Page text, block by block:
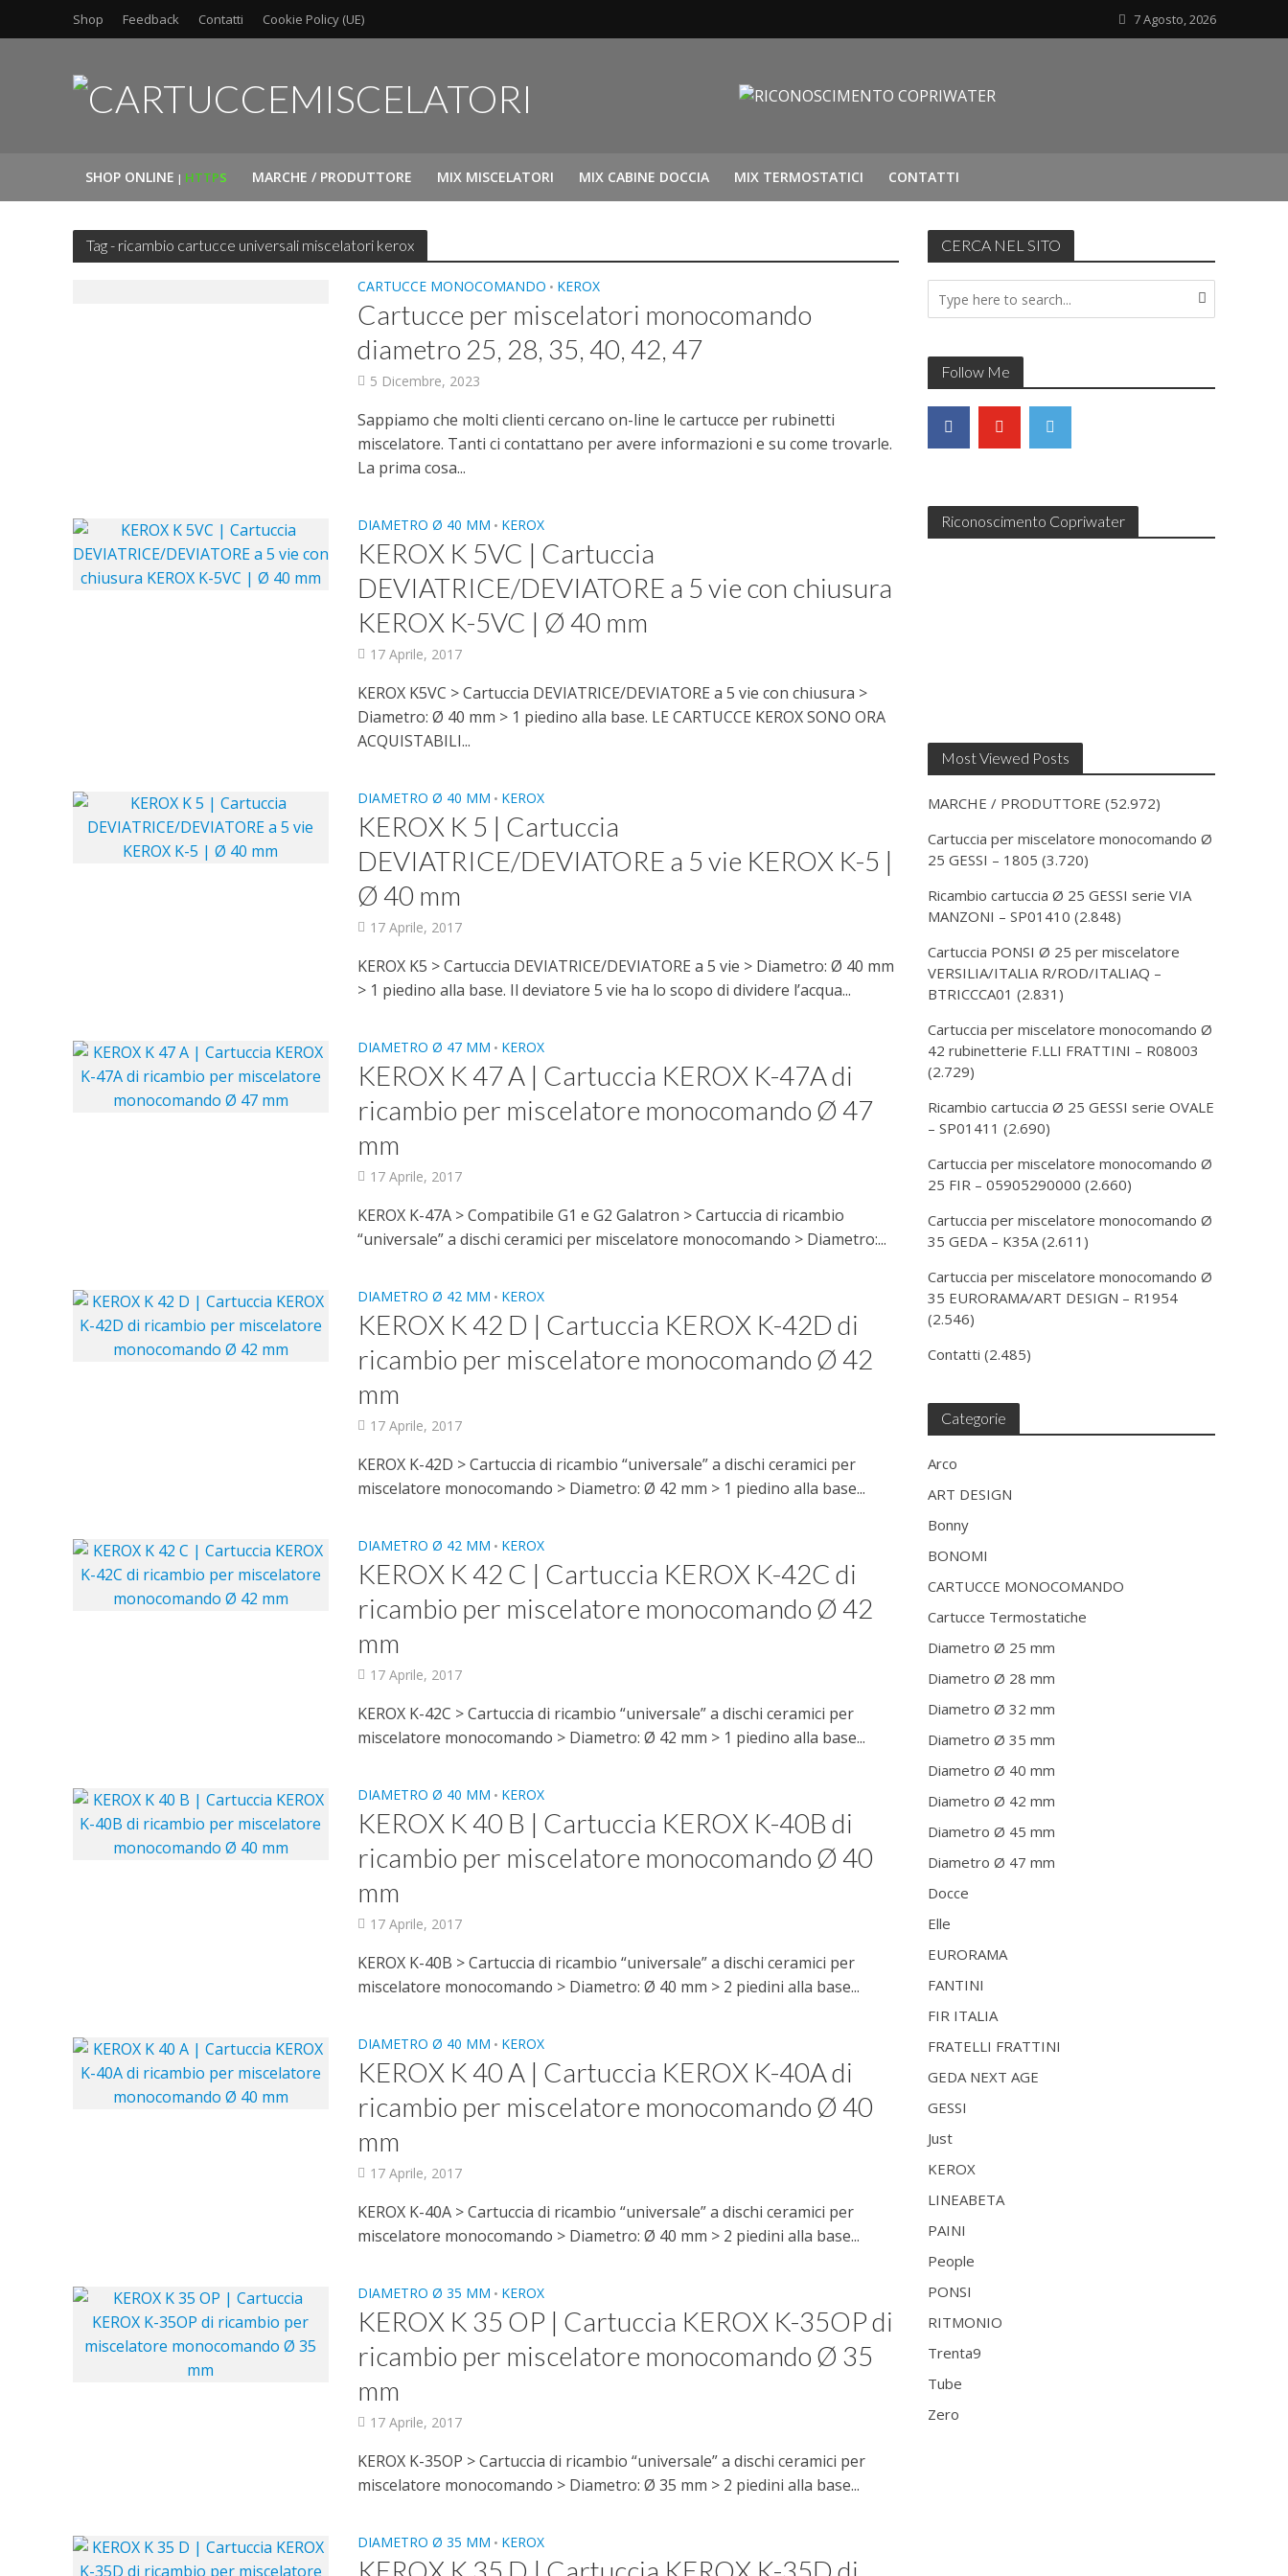
Shop Feedback Contatti Cookie Policy (UE) 7 Agosto, 2026
SHOP ONLINE | HTTPS MARCHE / PRODUTTORE MIX MISCELATORI MIX CABINE DOCCIA MIX TERMOSTATICI CONTATTI
Tag - ricambio cartucce universali miscelatori kerox
CARTUCCE MONOCOMANDO • KEROX
Cartucce per miscelatori monocomando
diametro 25, 28, 35, 40, 42, 47
5 Dicembre, 2023
Sappiamo che molti clienti cercano on-line le cartucce per rubinetti
miscelatore. Tanti ci contattano per avere informazioni e su come trovarle.
La prima cosa...
DIAMETRO Ø 40 MM • KEROX
KEROX K 5VC | Cartuccia
DEVIATRICE/DEVIATORE a 5 vie con chiusura
KEROX K-5VC | Ø 40 mm
17 Aprile, 2017
KEROX K5VC > Cartuccia DEVIATRICE/DEVIATORE a 5 vie con chiusura >
Diametro: Ø 40 mm > 1 piedino alla base. LE CARTUCCE KEROX SONO ORA
ACQUISTABILI...
DIAMETRO Ø 40 MM • KEROX
KEROX K 5 | Cartuccia
DEVIATRICE/DEVIATORE a 5 vie KEROX K-5 |
Ø 40 mm
17 Aprile, 2017
KEROX K5 > Cartuccia DEVIATRICE/DEVIATORE a 5 vie > Diametro: Ø 40 mm
> 1 piedino alla base. Il deviatore 5 vie ha lo scopo di dividere l’acqua...
DIAMETRO Ø 47 MM • KEROX
KEROX K 47 A | Cartuccia KEROX K-47A di
ricambio per miscelatore monocomando Ø 47
mm
17 Aprile, 2017
KEROX K-47A > Compatibile G1 e G2 Galatron > Cartuccia di ricambio
“universale” a dischi ceramici per miscelatore monocomando > Diametro:...
DIAMETRO Ø 42 MM • KEROX
KEROX K 42 D | Cartuccia KEROX K-42D di
ricambio per miscelatore monocomando Ø 42
mm
17 Aprile, 2017
KEROX K-42D > Cartuccia di ricambio “universale” a dischi ceramici per
miscelatore monocomando > Diametro: Ø 42 mm > 1 piedino alla base...
DIAMETRO Ø 42 MM • KEROX
KEROX K 42 C | Cartuccia KEROX K-42C di
ricambio per miscelatore monocomando Ø 42
mm
17 Aprile, 2017
KEROX K-42C > Cartuccia di ricambio “universale” a dischi ceramici per
miscelatore monocomando > Diametro: Ø 42 mm > 1 piedino alla base...
DIAMETRO Ø 40 MM • KEROX
KEROX K 40 B | Cartuccia KEROX K-40B di
ricambio per miscelatore monocomando Ø 40
mm
17 Aprile, 2017
KEROX K-40B > Cartuccia di ricambio “universale” a dischi ceramici per
miscelatore monocomando > Diametro: Ø 40 mm > 2 piedini alla base...
DIAMETRO Ø 40 MM • KEROX
KEROX K 40 A | Cartuccia KEROX K-40A di
ricambio per miscelatore monocomando Ø 40
mm
17 Aprile, 2017
KEROX K-40A > Cartuccia di ricambio “universale” a dischi ceramici per
miscelatore monocomando > Diametro: Ø 40 mm > 2 piedini alla base...
DIAMETRO Ø 35 MM • KEROX
KEROX K 35 OP | Cartuccia KEROX K-35OP di
ricambio per miscelatore monocomando Ø 35
mm
17 Aprile, 2017
KEROX K-35OP > Cartuccia di ricambio “universale” a dischi ceramici per
miscelatore monocomando > Diametro: Ø 35 mm > 2 piedini alla base...
DIAMETRO Ø 35 MM • KEROX
CERCA NEL SITO
Follow Me
Riconoscimento Copriwater
Most Viewed Posts
MARCHE / PRODUTTORE (52.972)
Cartuccia per miscelatore monocomando Ø
25 GESSI – 1805 (3.720)
Ricambio cartuccia Ø 25 GESSI serie VIA
MANZONI – SP01410 (2.848)
Cartuccia PONSI Ø 25 per miscelatore
VERSILIA/ITALIA R/ROD/ITALIAQ –
BTRICCCA01 (2.831)
Cartuccia per miscelatore monocomando Ø
42 rubinetterie F.LLI FRATTINI – R08003
(2.729)
Ricambio cartuccia Ø 25 GESSI serie OVALE
– SP01411 (2.690)
Cartuccia per miscelatore monocomando Ø
25 FIR – 05905290000 (2.660)
Cartuccia per miscelatore monocomando Ø
35 GEDA – K35A (2.611)
Cartuccia per miscelatore monocomando Ø
35 EURORAMA/ART DESIGN – R1954
(2.546)
Contatti (2.485)
Categorie
Arco
ART DESIGN
Bonny
BONOMI
CARTUCCE MONOCOMANDO
Cartucce Termostatiche
Diametro Ø 25 mm
Diametro Ø 28 mm
Diametro Ø 32 mm
Diametro Ø 35 mm
Diametro Ø 40 mm
Diametro Ø 42 mm
Diametro Ø 45 mm
Diametro Ø 47 mm
Docce
Elle
EURORAMA
FANTINI
FIR ITALIA
FRATELLI FRATTINI
GEDA NEXT AGE
GESSI
Just
KEROX
LINEABETA
PAINI
People
PONSI
RITMONIO
Trenta9
Tube
Zero